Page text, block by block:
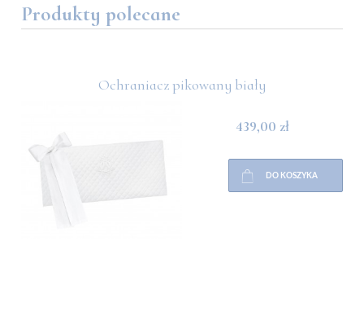
Produkty polecane
Ochraniacz pikowany biały
439,00 zł
DO KOSZYKA